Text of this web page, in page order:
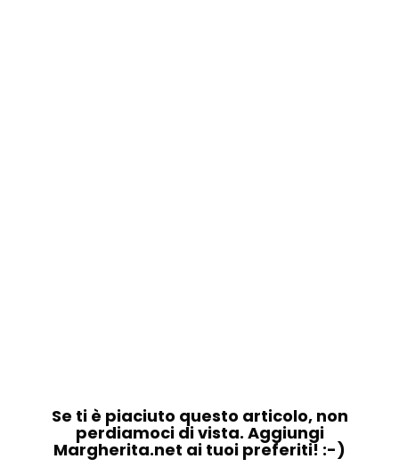
Se ti è piaciuto questo articolo, non
perdiamoci di vista. Aggiungi
Margherita.net ai tuoi preferiti! :-)